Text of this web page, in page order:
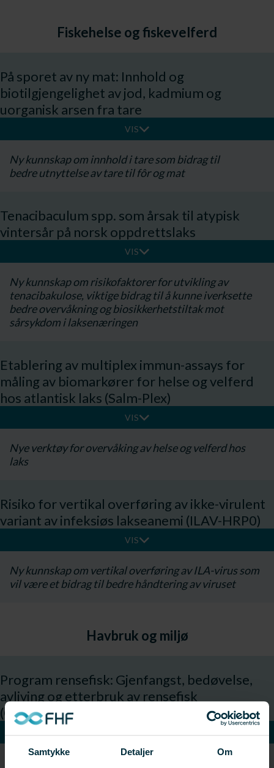
Samtykke Detaljer Om
Fiskehelse og fiskevelferd
På sporet av ny mat: Innhold og
biotilgjengelighet av jod, kadmium og
uorganisk arsen fra tare
VIS
Ny kunnskap om innhold i tare som bidrag til
bedre utnyttelse av tare til fôr og mat
Tenacibaculum spp. som årsak til atypisk
vintersår på norsk oppdrettslaks
VIS
Ny kunnskap om risikofaktorer for utvikling av
tenacibakulose, viktige bidrag til å kunne iverksette
bedre overvåkning og biosikkerhetstiltak mot
sårsykdom i laksenæringen
Etablering av multiplex immun-assays for
måling av biomarkører for helse og velferd
hos atlantisk laks (Salm-Plex)
VIS
​Nye verktøy for overvåking av helse og velferd hos
laks
Risiko for vertikal overføring av ikke-virulent
variant av infeksiøs lakseanemi (ILAV-HRP0)
VIS
Ny kunnskap om vertikal overføring av ILA-virus som
vil være et bidrag til bedre håndtering av viruset
Havbruk og miljø
Program rensefisk: Gjenfangst, bedøvelse,
avliving og etterbruk av rensefisk
(CLEANCATCH)